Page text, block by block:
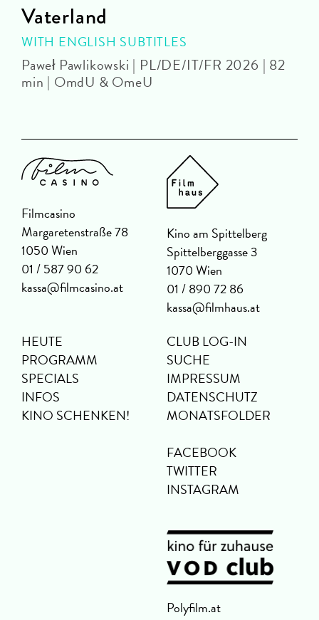
Vaterland
WITH ENGLISH SUBTITLES
Paweł Pawlikowski | PL/DE/IT/FR 2026 | 82
min | OmdU & OmeU
Filmcasino
Margaretenstraße 78
1050 Wien
01 / 587 90 62
kassa@filmcasino.at
Kino am Spittelberg
Spittelberggasse 3
1070 Wien
01 / 890 72 86
kassa@filmhaus.at
HEUTE
PROGRAMM
SPECIALS
INFOS
KINO SCHENKEN!
CLUB LOG-IN
SUCHE
IMPRESSUM
DATENSCHUTZ
MONATSFOLDER
FACEBOOK
TWITTER
INSTAGRAM
Polyfilm.at